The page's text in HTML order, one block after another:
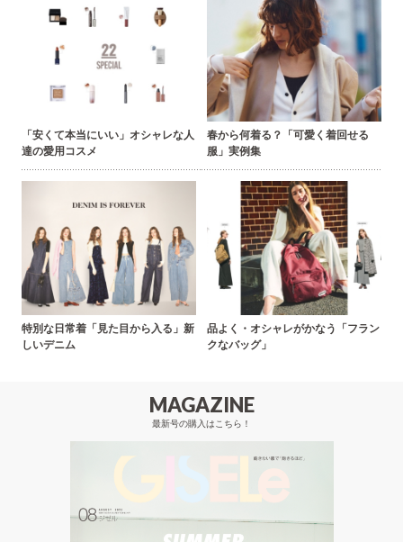
「安くて本当にいい」オシャレな人
達の愛用コスメ
春から何着る？「可愛く着回せる
服」実例集
特別な日常着「見た目から入る」新
しいデニム
品よく・オシャレがかなう「フラン
クなバッグ」
MAGAZINE
最新号の購入はこちら！